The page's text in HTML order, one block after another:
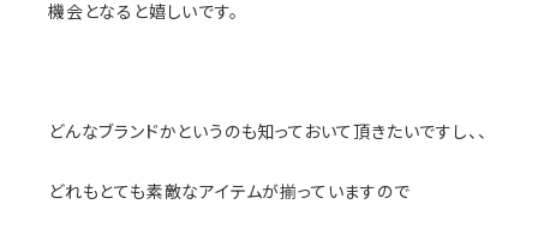
機会となると嬉しいです。
どんなブランドかというのも知っておいて頂きたいですし、、
どれもとても素敵なアイテムが揃っていますので